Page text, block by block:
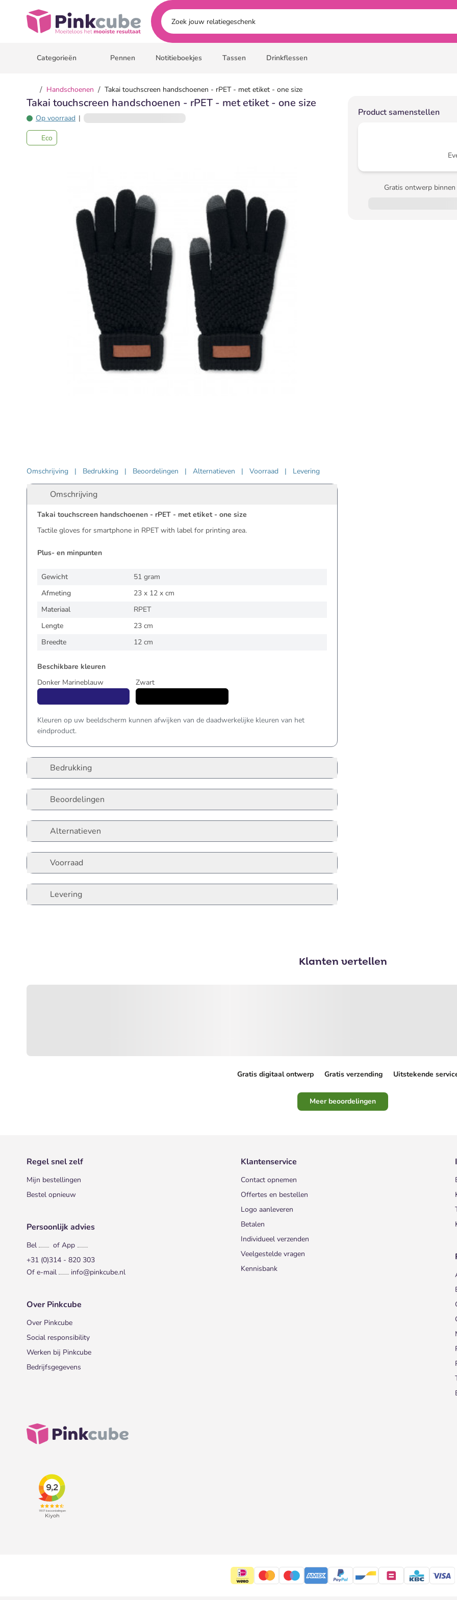
Pinkcube
Categorieën Pennen Notitieboekjes Tassen Drinkflessen
/ Handschoenen / Takai touchscreen handschoenen - rPET - met etiket - one size
Takai touchscreen handschoenen - rPET - met etiket - one size
Op voorraad |
Eco
Product samenstellen
Gratis ontwerp binnen
Omschrijving | Bedrukking | Beoordelingen | Alternatieven | Voorraad | Levering
Omschrijving
Takai touchscreen handschoenen - rPET - met etiket - one size
Tactile gloves for smartphone in RPET with label for printing area.
Plus- en minpunten
Gewicht
51 gram
Afmeting
23 x 12 x cm
Materiaal
RPET
Lengte
23 cm
Breedte
12 cm
Beschikbare kleuren
Donker Marineblauw
Zwart
Kleuren op uw beeldscherm kunnen afwijken van de daadwerkelijke kleuren van het
eindproduct.
Bedrukking
Beoordelingen
Alternatieven
Voorraad
Levering
Klanten vertellen
Gratis digitaal ontwerp Gratis verzending Uitstekende
Meer beoordelingen
Regel snel zelf
Mijn bestellingen
Bestel opnieuw
Persoonlijk advies
Bel
of App
+31 (0)314 - 820 303
Of e-mail
info@pinkcube.nl
Over Pinkcube
Over Pinkcube
Social responsibility
Werken bij Pinkcube
Bedrijfsgegevens
Klantenservice
Contact opnemen
Offertes en bestellen
Logo aanleveren
Betalen
Individueel verzenden
Veelgestelde vragen
Kennisbank